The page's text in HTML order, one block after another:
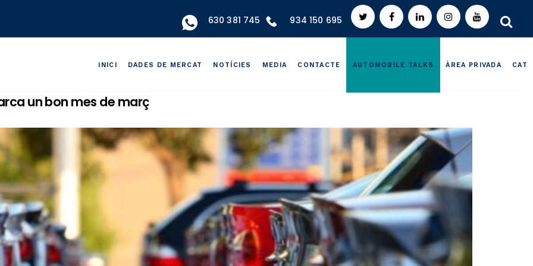
630 381 745 934 150 695
INICI DADES DE MERCAT NOTÍCIES MEDIA CONTACTE AUTOMOBILE TALKS ÀREA PRIVADA CAT
un bon mes de març